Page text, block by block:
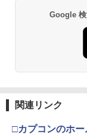
Google 検
関連リンク
□カプコンのホー